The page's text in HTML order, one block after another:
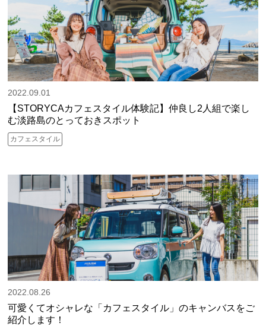
2022.09.01
【STORYCAカフェスタイル体験記】仲良し2人組で楽し
む淡路島のとっておきスポット
カフェスタイル
2022.08.26
可愛くてオシャレな「カフェスタイル」のキャンバスをご
紹介します！